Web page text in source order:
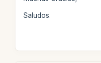
Saludos.